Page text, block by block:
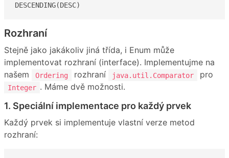
DESCENDING(DESC)
Rozhraní
Stejně jako jakákoliv jiná třída, i Enum může
implementovat rozhraní (interface). Implementujme na
našem
Ordering rozhraní java.util.Comparator pro
Integer . Máme dvě možnosti.
1. Speciální implementace pro každý prvek
Každý prvek si implementuje vlastní verze metod
rozhraní: